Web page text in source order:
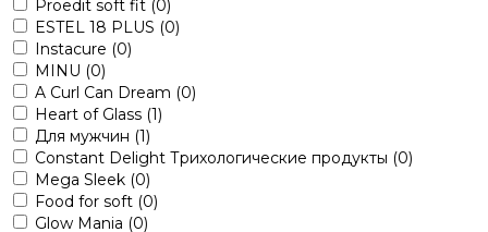
Proedit soft fit (0)
ESTEL 18 PLUS (0)
Instacure (0)
MINU (0)
A Curl Can Dream (0)
Heart of Glass (1)
Для мужчин (1)
Constant Delight Трихологические продукты (0)
Mega Sleek (0)
Food for soft (0)
Glow Mania (0)